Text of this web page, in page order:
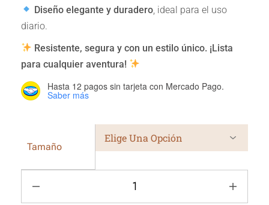
Diseño elegante y duradero , ideal para el uso
diario.
Resistente, segura y con un estilo único. ¡Lista
para cualquier aventura!
Hasta 12 pagos sin tarjeta con Mercado Pago.
Saber más
Tamaño